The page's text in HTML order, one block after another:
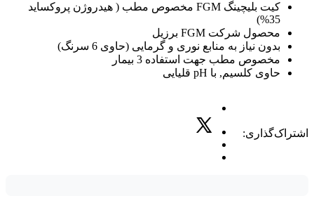
کیت بلیچینگ FGM مخصوص مطب ( هیدروژن پروکساید
35%)
محصول شرکت FGM برزیل
بدون نیاز به منابع نوری و گرمایی (حاوی 6 سرنگ)
مخصوص مطب جهت استفاده 3 بیمار
حاوی کلسیم, با pH قلیایی
اشتراک‌گذاری: